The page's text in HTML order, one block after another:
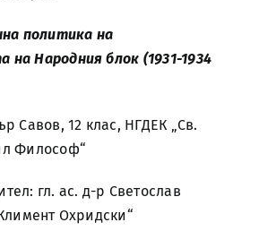
политика на
Народния блок (1931-1934
Савов, 12 клас, НГДЕК „Св.
Философ“
гл. ас. д-р Светослав
Охридски“